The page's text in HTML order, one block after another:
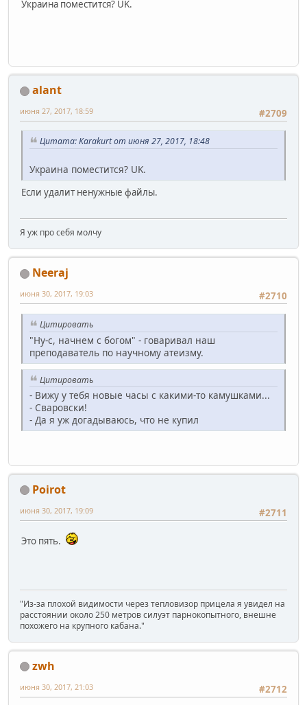
Украина поместится? UK.
alant
#2709
июня 27, 2017, 18:59
Цитата: Karakurt от июня 27, 2017, 18:48
Украина поместится? UK.
Если удалит ненужные файлы.
Я уж про себя молчу
Neeraj
#2710
июня 30, 2017, 19:03
Цитировать
"Ну-с, начнем с богом" - говаривал наш
преподаватель по научному атеизму.
Цитировать
- Вижу у тебя новые часы с какими-то камушками...
- Сваровски!
- Да я уж догадываюсь, что не купил
Poirot
#2711
июня 30, 2017, 19:09
Это пять.
"Из-за плохой видимости через тепловизор прицела я увидел на
расстоянии около 250 метров силуэт парнокопытного, внешне
похожего на крупного кабана."
zwh
#2712
июня 30, 2017, 21:03